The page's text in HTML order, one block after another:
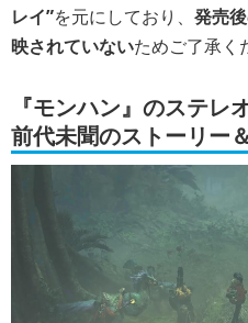
レイ”を元にしており、 発売
映されていないためご了承く
『モンハン』のステレ
前代未聞のストーリー